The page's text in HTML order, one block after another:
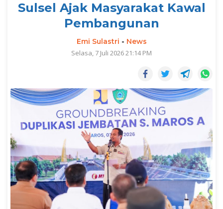
Sulsel Ajak Masyarakat Kawal
Pembangunan
Emi Sulastri - News
Selasa, 7 Juli 2026 21:14 PM